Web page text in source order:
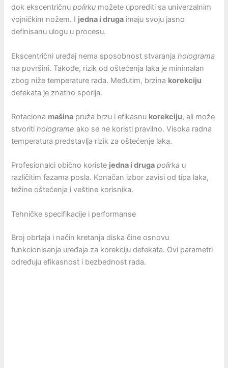
dok ekscentričnupolirku možete uporediti sa univerzalnim
vojničkim nožem. I jedna i druga imaju svoju jasno
definisanu ulogu u procesu.
Ekscentrični uređaj nema sposobnost stvaranjaholograma
na površini. Takođe, rizik od oštećenja laka je minimalan
zbog niže temperature rada. Međutim, brzina korekciju
defekata je znatno sporija.
Rotaciona mašina pruža brzu i efikasnu korekciju, ali može
stvoritiholograme ako se ne koristi pravilno. Visoka radna
temperatura predstavlja rizik za oštećenje laka.
Profesionalci obično koriste jedna i druga polirka u
različitim fazama posla. Konačan izbor zavisi od tipa laka,
težine oštećenja i veštine korisnika.
Tehničke specifikacije i performanse
Broj obrtaja i način kretanja diska čine osnovu
funkcionisanja uređaja za korekciju defekata. Ovi parametri
određuju efikasnost i bezbednost rada.